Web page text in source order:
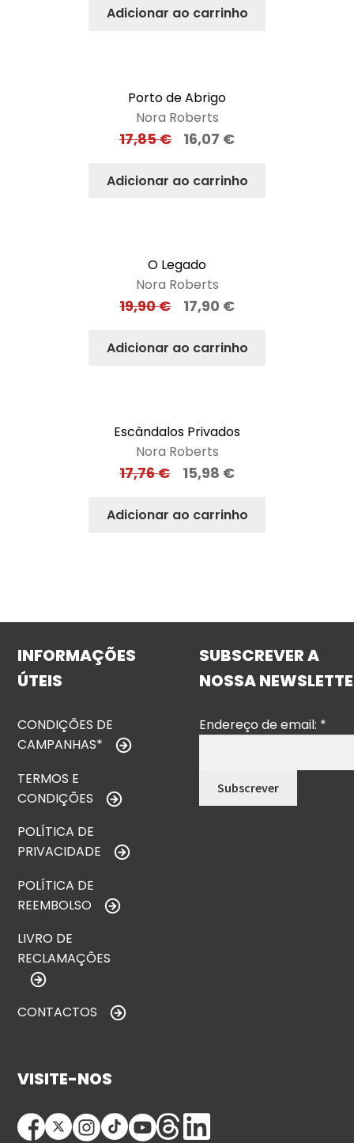
Adicionar ao carrinho
Porto de Abrigo
Nora Roberts
17,85€ 16,07 €
Adicionar ao carrinho
O Legado
Nora Roberts
19,90€ 17,90 €
Adicionar ao carrinho
Escândalos Privados
Nora Roberts
17,76€ 15,98 €
Adicionar ao carrinho
INFORMAÇÕES
ÚTEIS
CONDIÇÕES DE
CAMPANHAS*
TERMOS E
CONDIÇÕES
POLÍTICA DE
PRIVACIDADE
POLÍTICA DE
REEMBOLSO
LIVRO DE
RECLAMAÇÕES
CONTACTOS
SUBSCREVER A
NOSSA
Endereço de email: *
VISITE-NOS